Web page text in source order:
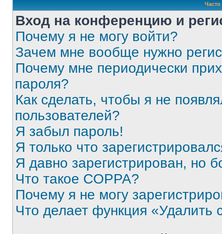
Вход на конференцию и
Почему я не могу войти?
Зачем мне вообще нужно
Почему мне периодически
пароля?
Как сделать, чтобы я не
пользователей?
Я забыл пароль!
Я только что
Я давно зарегистрирован, но
Что такое COPPA?
Почему я не могу
Что делает функция «Удалить